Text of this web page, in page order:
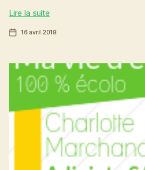
Lire la suiteLes
services
économique
général
Date16 avril 2018